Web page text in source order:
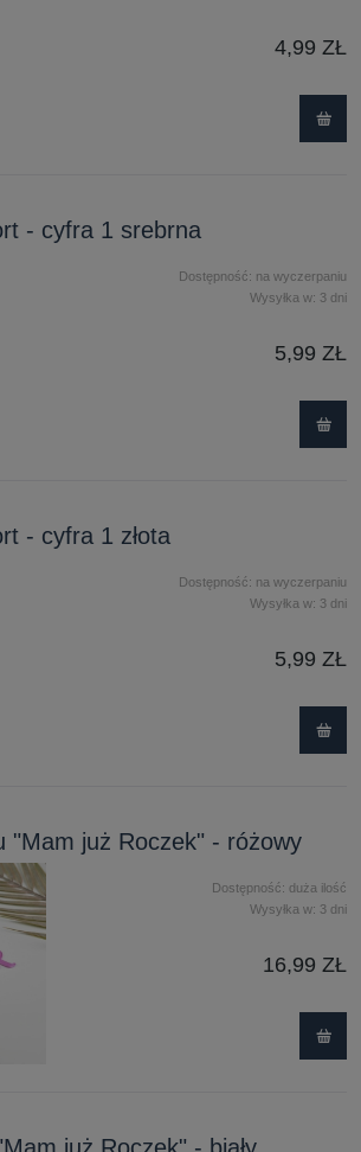
4,99 ZŁ
- cyfra 1 srebrna
Dostępność: na wyczerpaniu
Wysyłka w: 3 dni
5,99 ZŁ
- cyfra 1 złota
Dostępność: na wyczerpaniu
Wysyłka w: 3 dni
5,99 ZŁ
"Mam już Roczek" - różowy
Dostępność: duża ilość
Wysyłka w: 3 dni
16,99 ZŁ